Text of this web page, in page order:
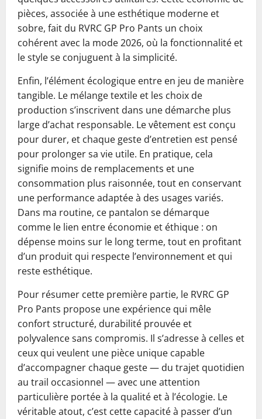
pièces, associée à une esthétique moderne et
sobre, fait du RVRC GP Pro Pants un choix
cohérent avec la mode 2026, où la fonctionnalité et
le style se conjuguent à la simplicité.
Enfin, l’élément écologique entre en jeu de manière
tangible. Le mélange textile et les choix de
production s’inscrivent dans une démarche plus
large d’achat responsable. Le vêtement est conçu
pour durer, et chaque geste d’entretien est pensé
pour prolonger sa vie utile. En pratique, cela
signifie moins de remplacements et une
consommation plus raisonnée, tout en conservant
une performance adaptée à des usages variés.
Dans ma routine, ce pantalon se démarque
comme le lien entre économie et éthique : on
dépense moins sur le long terme, tout en profitant
d’un produit qui respecte l’environnement et qui
reste esthétique.
Pour résumer cette première partie, le RVRC GP
Pro Pants propose une expérience qui mêle
confort structuré, durabilité prouvée et
polyvalence sans compromis. Il s’adresse à celles et
ceux qui veulent une pièce unique capable
d’accompagner chaque geste — du trajet quotidien
au trail occasionnel — avec une attention
particulière portée à la qualité et à l’écologie. Le
véritable atout, c’est cette capacité à passer d’un